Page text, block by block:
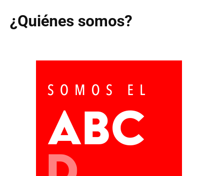
¿Quiénes somos?